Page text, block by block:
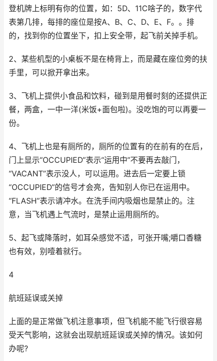
登机牌上标明有你的位置，如：5D、11C啥子的，数字代
表第几排，每排的座位是按A、B、C、D、E、F。。排
的，找到你的位置坐下，扣上安全带，起飞前关掉手机。
2、某些机型的小桌板不是在椅背上，而是藏在座位旁的扶
手里，可以掀开拿出来。
3、飞机上提供小食品和饮料，碰到是用餐时刻的还提供正
餐，两盒，一中一洋(米饭+面包啦)。没吃饱的可以再要一
份。
4、飞机上也是有厕所的，厕所的位置有的在前有的在后，
门上显示“OCCUPIED”表示“运用中”不要再去敲门，
“VACANT”表示没人，可以运用。进去后一定要上锁
“OCCUPIED”的信号才会亮，告知别人你已在运用中。
“FLASH”表示请冲水。在洗手间内吸烟也是禁止的。注
意，当飞机遇上气流时，是禁止运用厕所的。
5、起飞或降落时，如耳朵感觉不适，可张开嘴;嚼口香糖
也有效，别噎着就行。
4
航班延误或关掉
上面的是正常做飞机注意事项，但飞机能不能飞行很容易
受天气影响，这就会出现航班延误或关掉的情况。该如何
办呢?